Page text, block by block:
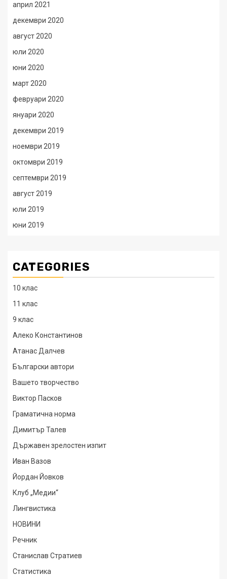
април 2021
декември 2020
август 2020
юли 2020
юни 2020
март 2020
февруари 2020
януари 2020
декември 2019
ноември 2019
октомври 2019
септември 2019
август 2019
юли 2019
юни 2019
CATEGORIES
10 клас
11 клас
9 клас
Алеко Константинов
Атанас Далчев
Български автори
Вашето творчество
Виктор Пасков
Граматична норма
Димитър Талев
Държавен зрелостен изпит
Иван Вазов
Йордан Йовков
Клуб „Медии“
Лингвистика
НОВИНИ
Речник
Станислав Стратиев
Статистика